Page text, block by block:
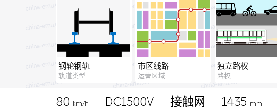
钢轮钢轨
轨道类型
市区线路
运营区域
独立路权
路权
80 km/h
DC1500V 接触网 1435 mm